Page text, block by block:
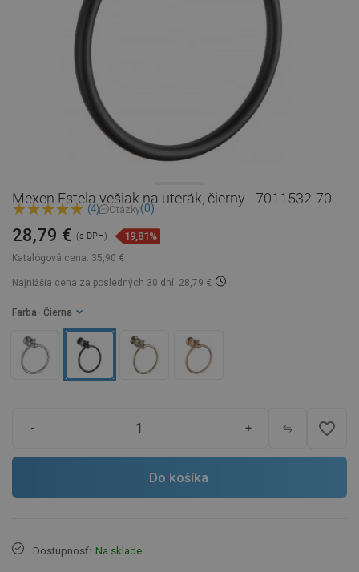
Mexen Estela vešiak na uterák, čierny - 7011532-70
(4) Otázky(0)
Katalógová cena: 35,90 €
28,79 € (s DPH) 19,81%
Najnižšia cena za posledných 30 dní: 28,79 €
Farba - Čierna
- + favorite_border
Do košíka
Dostupnosť: Na sklade